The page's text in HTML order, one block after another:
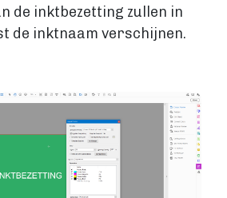
de inktbezetting zullen in
de inktnaam verschijnen.